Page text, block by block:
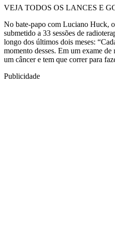
VEJA TODOS OS LANCES E
No bate-papo com Luciano Huck,
submetido a 33 sessões de
longo dos últimos dois meses:
momento desses. Em um exame
um câncer e tem que correr para
Publicidade